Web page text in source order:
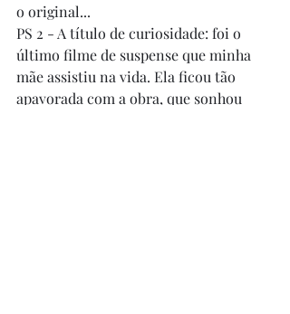
o original...
PS 2 - A título de curiosidade: foi o
último filme de suspense que minha
mãe assistiu na vida. Ela ficou tão
apavorada com a obra, que sonhou